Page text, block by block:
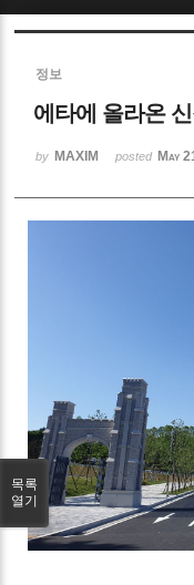
정보
에타에 올라온
by MAXIM posted May
목록
열기